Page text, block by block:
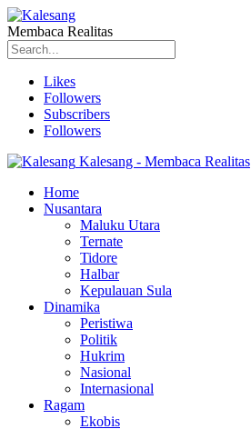
Membaca Realitas
Likes
Followers
Subscribers
Followers
Kalesang - Membaca Realitas
Home
Nusantara
Maluku Utara
Ternate
Tidore
Halbar
Kepulauan Sula
Dinamika
Peristiwa
Politik
Hukrim
Nasional
Internasional
Ragam
Ekobis